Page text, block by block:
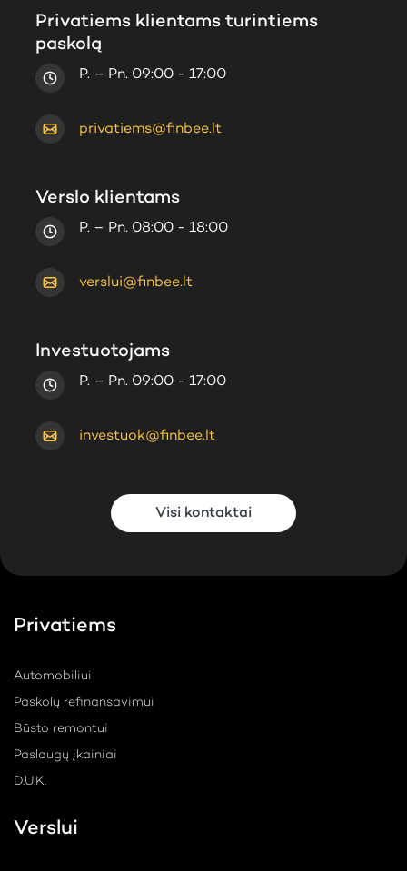
Privatiems klientams turintiems
paskolą
P. – Pn. 09:00 - 17:00
privatiems@finbee.lt
Verslo klientams
P. – Pn. 08:00 - 18:00
verslui@finbee.lt
Investuotojams
P. – Pn. 09:00 - 17:00
investuok@finbee.lt
Visi kontaktai
Privatiems
Automobiliui
Paskolų refinansavimui
Būsto remontui
Paslaugų įkainiai
D.U.K.
Verslui